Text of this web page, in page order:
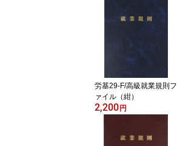
律事務所 弁護士 水村元
晴 監修
労基29-F/高級就業規則フ
ァイル（紺）
2,200円